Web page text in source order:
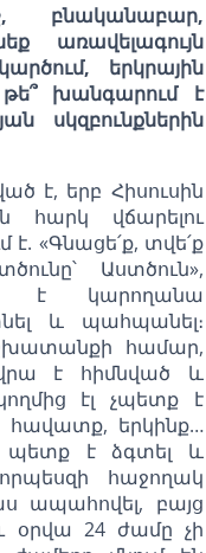
բնականաբար,
առավելագույն
երկրային
թե՞ խանգարում է
սկզբունքներին
է, երբ Հիսուսին
հարկ վճարելու
«Գնացե՛ք, տվե՛ք
Աստծուն»,
է կարողանա
և պահպանել։
համար,
է հիմնված և
էլ չպետք է
երկինք…
պետք է ձգտել և
հաջողակ
ապահովել, բայց
օրվա 24 ժամը չի